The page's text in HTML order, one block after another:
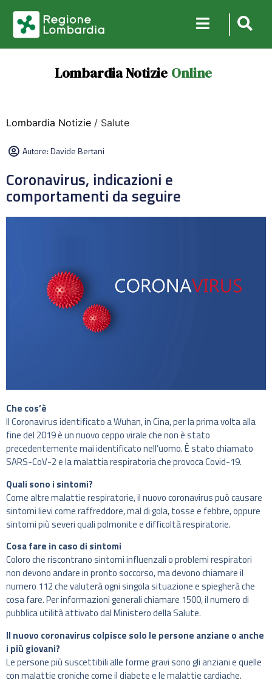
Lombardia Notizie Online
Lombardia Notizie / Salute
Autore:Davide Bertani
Coronavirus, indicazioni e
comportamenti da seguire
Che cos’è
Il Coronavirus identificato a Wuhan, in Cina, per la prima volta alla
fine del 2019 è un nuovo ceppo virale che non è stato
precedentemente mai identificato nell’uomo. È stato chiamato
SARS-CoV-2 e la malattia respiratoria che provoca Covid-19.
Quali sono i sintomi?
Come altre malattie respiratorie, il nuovo coronavirus può causare
sintomi lievi come raffreddore, mal di gola, tosse e febbre, oppure
sintomi più severi quali polmonite e difficoltà respiratorie.
Cosa fare in caso di sintomi
Coloro che riscontrano sintomi influenzali o problemi respiratori
non devono andare in pronto soccorso, ma devono chiamare il
numero 112 che valuterà ogni singola situazione e spiegherà che
cosa fare. Per informazioni generali chiamare 1500, il numero di
pubblica utilità attivato dal Ministero della Salute.
Il nuovo coronavirus colpisce solo le persone anziane o anche
i più giovani?
Le persone più suscettibili alle forme gravi sono gli anziani e quelle
con malattie croniche come il diabete e le malattie cardiache.